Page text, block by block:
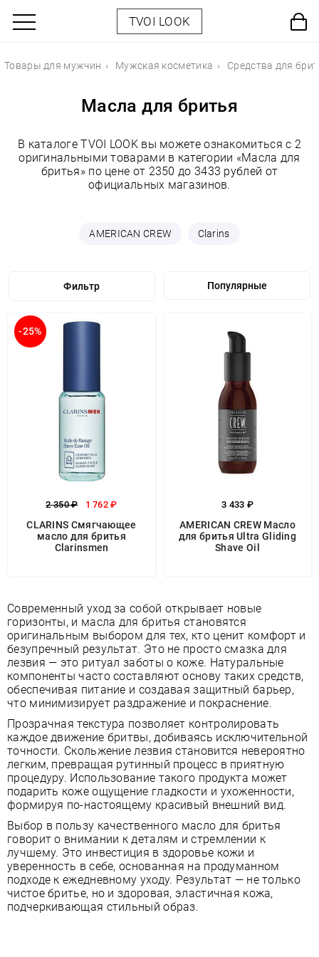
TVOI LOOK
Товары для мужчин Мужская косметика Средства для
Масла для бритья
В каталоге TVOI LOOK вы можете ознакомиться с 2
оригинальными товарами в категории «Масла для
бритья» по цене от 2350 до 3433 рублей от
официальных магазинов.
AMERICAN CREW Clarins
Фильтр
-25%
2 350 ₽ 1 762 ₽
CLARINS Смягчающее
масло для бритья
Clarinsmen
3 433 ₽
AMERICAN CREW Масло
для бритья Ultra Gliding
Shave Oil
Современный уход за собой открывает новые
горизонты, и масла для бритья становятся
оригинальным выбором для тех, кто ценит комфорт и
безупречный результат. Это не просто смазка для
лезвия — это ритуал заботы о коже. Натуральные
компоненты часто составляют основу таких средств,
обеспечивая питание и создавая защитный барьер,
что минимизирует раздражение и покраснение.
Прозрачная текстура позволяет контролировать
каждое движение бритвы, добиваясь исключительной
точности. Скольжение лезвия становится невероятно
легким, превращая рутинный процесс в приятную
процедуру. Использование такого продукта может
подарить коже ощущение гладкости и ухоженности,
формируя по-настоящему красивый внешний вид.
Выбор в пользу качественного масло для бритья
говорит о внимании к деталям и стремлении к
лучшему. Это инвестиция в здоровье кожи и
уверенность в себе, основанная на продуманном
подходе к ежедневному уходу. Результат — не только
чистое бритье, но и здоровая, эластичная кожа,
подчеркивающая стильный образ.